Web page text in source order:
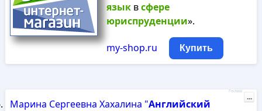
языквсфере
юриспруденции».
my-shop.ru Купить
Марина Сергеевна Хахалина "Английский
Реклама
...